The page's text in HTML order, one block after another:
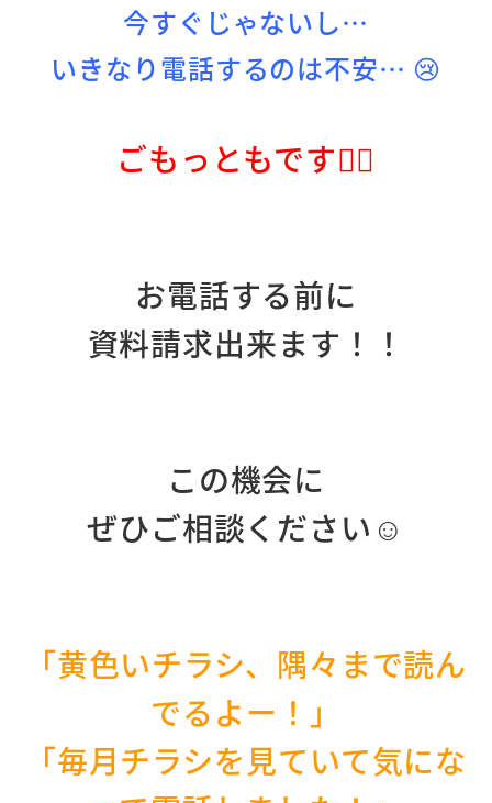
今すぐじゃないし…
いきなり電話するのは不安… 😢
ごもっともです👍🏻
お電話する前に
資料請求出来ます！！
この機会に
ぜひご相談ください☺
「黄色いチラシ、 隅々まで読ん
でるよー！」
「毎月チラシを見ていて気にな